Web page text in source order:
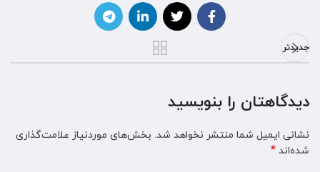
جدیدتر
دیدگاهتان را بنویسید
نشانی ایمیل شما منتشر نخواهد شد. بخش‌های موردنیاز علامت‌گذاری
شده‌اند *